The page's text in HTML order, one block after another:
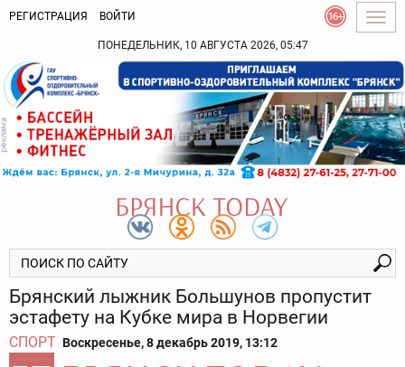
РЕГИСТРАЦИЯ ВОЙТИ
ПОНЕДЕЛЬНИК, 10 АВГУСТА 2026, 05:47
Брянский лыжник Большунов пропустит
эстафету на Кубке мира в Норвегии
СПОРТ Воскресенье, 8 декабрь 2019, 13:12